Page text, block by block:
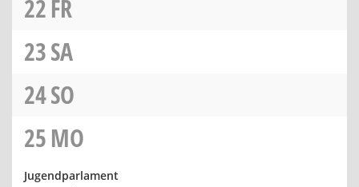
22FR
23SA
24SO
25MO
Jugendparlament